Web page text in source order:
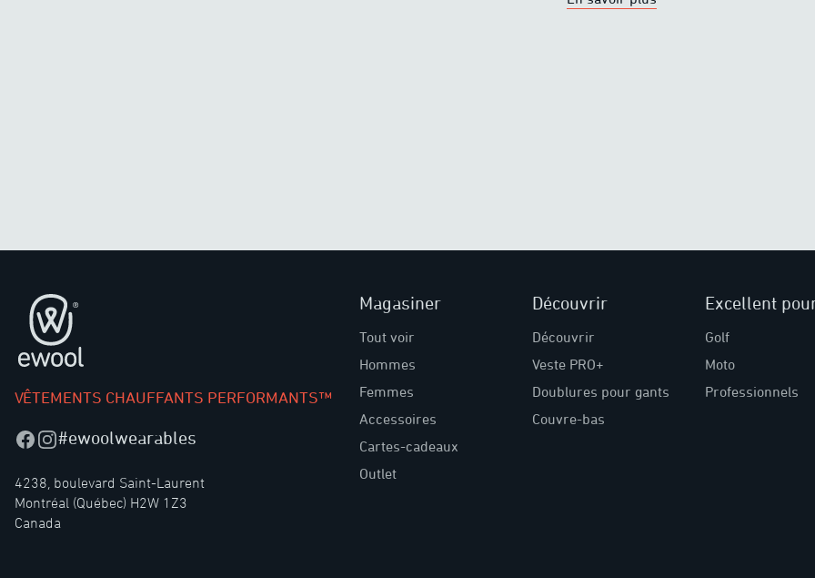
Pied de page
VÊTEMENTS CHAUFFANTS PERFORMANTS™
Facebook
Instagram
#ewoolwearables
4238, boulevard Saint-Laurent
Montréal (Québec) H2W 1Z3
Canada
Magasiner
Tout voir
Hommes
Femmes
Accessoires
Cartes-cadeaux
Outlet
Découvrir
Découvrir
Veste PRO+
Doublures pour gants
Couvre-bas
Excellent
Golf
Moto
Professionnels